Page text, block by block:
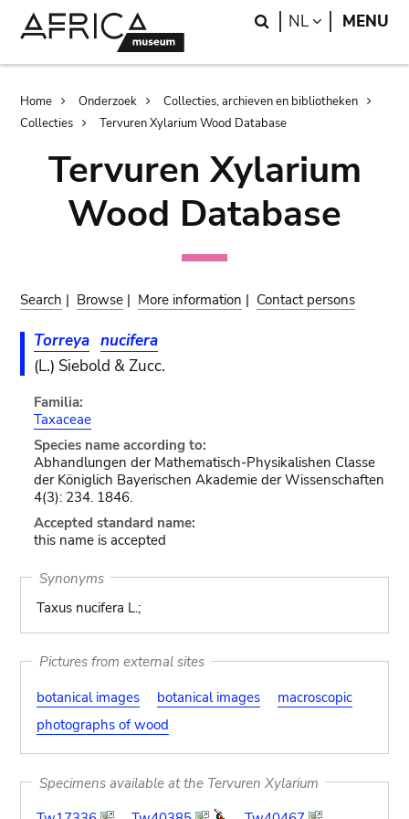
Search
NL LANGUAGE
MENU
Breadcrumb
Home Onderzoek
Collecties, archieven en bibliotheken
Collecties
Tervuren Xylarium Wood Database
Tervuren Xylarium
Wood Database
Search | Browse | More information | Contact persons
Torreya nucifera
(L.) Siebold & Zucc.
Familia:
Taxaceae
Species name according to:
Abhandlungen der Mathematisch-Physikalishen Classe
der Königlich Bayerischen Akademie der Wissenschaften
4(3): 234. 1846.
Accepted standard name:
this name is accepted
Synonyms
Taxus nucifera L.;
Pictures from external sites
botanical images
botanical images
macroscopic
photographs of wood
Specimens available at the Tervuren Xylarium